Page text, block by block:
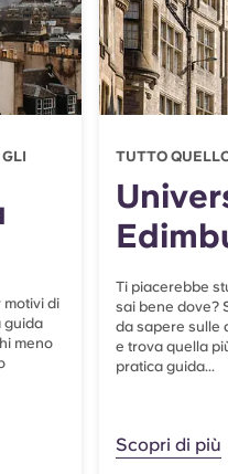
motivi di
guida
meno
TUTTO
Ti piacerebbe
sai bene dove?
da sapere sulle
e trova quella
pratica guida...
Scopri di più